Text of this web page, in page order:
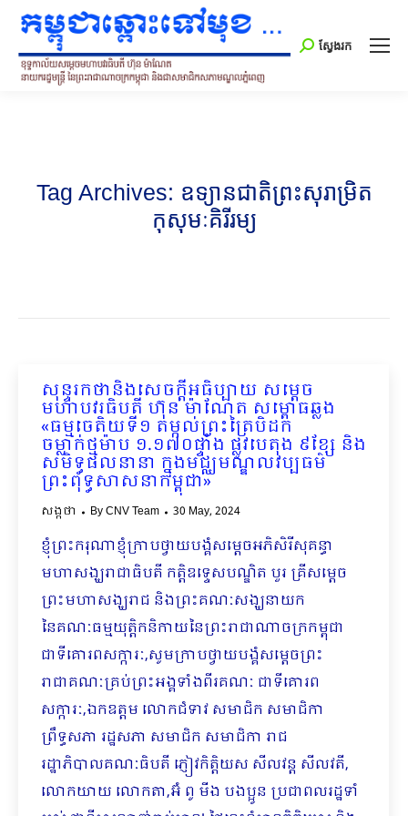
Search:
ស្វែងរក
Tag Archives: ឧទ្យានជាតិព្រះសុរាម្រិត
កុសុមៈគិរីរម្យ
សុន្ទរកថានិងសេចក្តីអធិប្បាយ សម្តេច
មហាបវរធិបតី ហ៊ុន ម៉ាណែត សម្ពោធឆ្លង
«ធម្មចេតិយទី១ តម្កល់ព្រះត្រៃបិដក
ចម្លាក់ថ្មម៉ាប ១.១៧០ផ្ទាំង ផ្លូវបេតុង ៩ខ្សែ និង
សមិទ្ធផលនានា ក្នុងមជ្ឈមណ្ឌលវប្បធម៌
ព្រះពុទ្ធសាសនាកម្ពុជា»
សង្កថា ByCNV Team 30 May, 2024
ខ្ញុំព្រះករុណាខ្ញុំក្រាបថ្វាយបង្គំសម្តេចអភិសិរីសុគន្ធា
មហាសង្ឃរាជាធិបតី កត្តិឧទ្ទេសបណ្ឌិត បួរ គ្រីសម្តេច
ព្រះមហាសង្ឃរាជ និងព្រះគណៈសង្ឃនាយក
នៃគណៈធម្មយុត្តិកនិកាយនៃព្រះរាជាណាចក្រកម្ពុជា
ជាទីគោរពសក្ការៈ,សូមក្រាបថ្វាយបង្គំសម្តេចព្រះ
រាជាគណៈគ្រប់ព្រះអង្គទាំងពីរគណៈ ជាទីគោរព
សក្ការៈ,ឯកឧត្តម លោកជំទាវ សមាជិក សមាជិកា
ព្រឹទ្ធសភា រដ្ឋសភា សមាជិក សមាជិកា រាជ
រដ្ឋាភិបាលគណៈធិបតី ភ្ញៀវកិត្តិយស សីលវន្ត សីលវតី,
លោកយាយ លោកតា,អ៊ំ ពូ មីង បងប្អូន ប្រជាពលរដ្ឋទាំ